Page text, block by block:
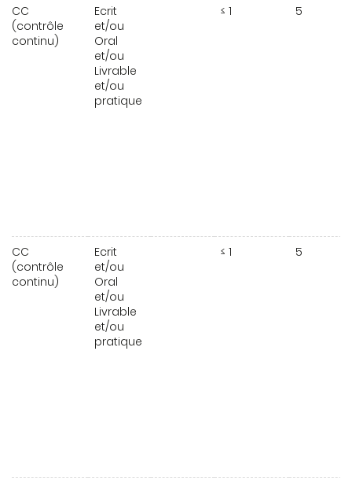
CC
(contrôle
continu)
Ecrit
et/ou
Oral
et/ou
Livrable
et/ou
pratique
≤ 1 5
CC
(contrôle
continu)
Ecrit
et/ou
Oral
et/ou
Livrable
et/ou
pratique
≤ 1 5